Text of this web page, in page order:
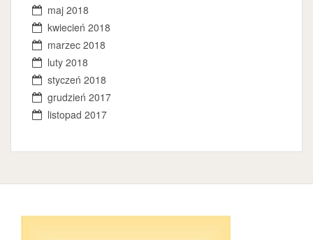
maj 2018
kwiecień 2018
marzec 2018
luty 2018
styczeń 2018
grudzień 2017
listopad 2017